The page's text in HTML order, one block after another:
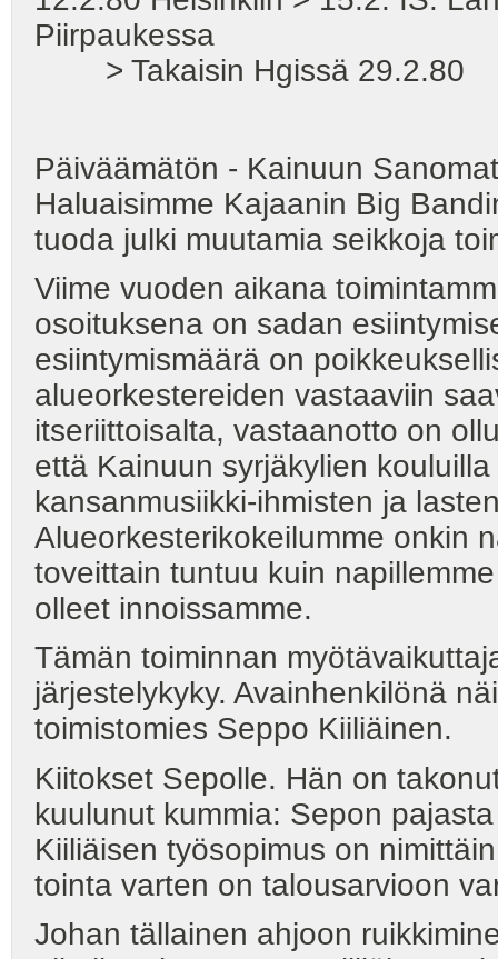
Piirpaukessa
> Takaisin Hgissä 29.2.80
Päiväämätön - Kainuun
Haluaisimme Kajaanin Big
tuoda julki muutamia seikkoja
Viime vuoden aikana
osoituksena on sadan
esiintymismäärä on
alueorkestereiden vastaaviin
itseriittoisalta, vastaanotto on
että Kainuun syrjäkylien
kansanmusiikki-ihmisten ja
Alueorkesterikokeilumme onkin
toveittain tuntuu kuin
olleet innoissamme.
Tämän toiminnan
järjestelykyky. Avainhenkilönä
toimistomies Seppo Kiiliäinen.
Kiitokset Sepolle. Hän on
kuulunut kummia: Sepon
Kiiliäisen työsopimus on
tointa varten on talousarvioon
Johan tällainen ahjoon